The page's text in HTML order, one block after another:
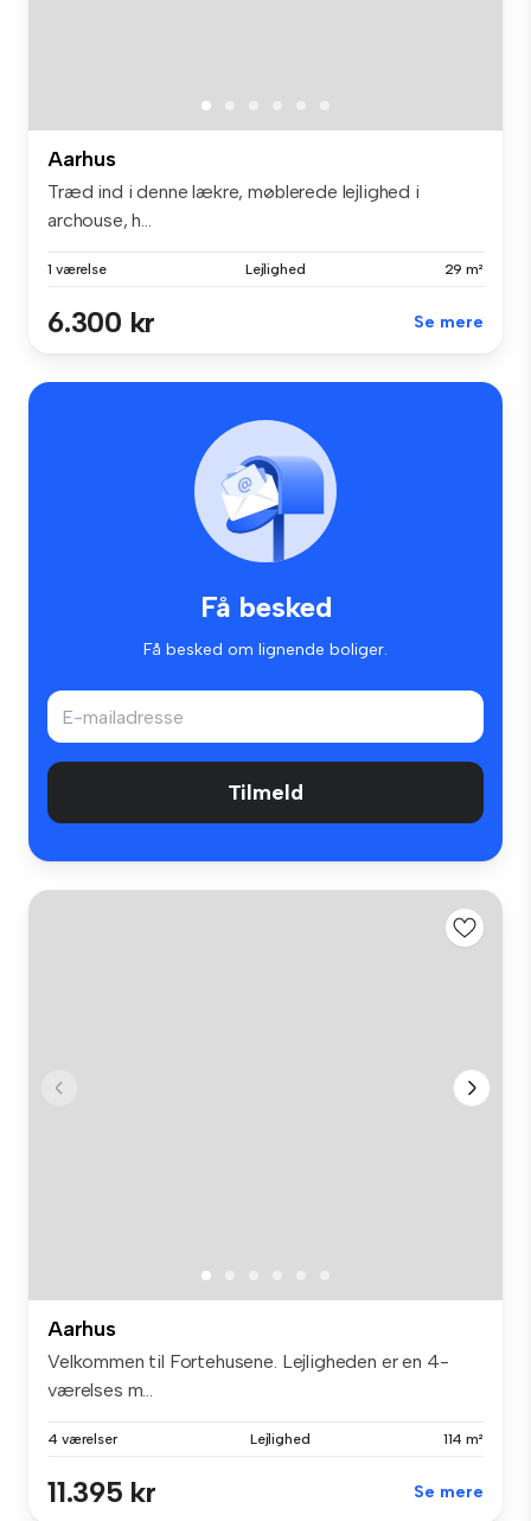
Aarhus
Træd ind i denne lækre, møblerede lejlighed i
archouse, h...
1 værelse Lejlighed 29 m²
6.300 kr Se mere
Få besked
Få besked om lignende boliger.
Tilmeld
Aarhus
Velkommen til Fortehusene. Lejligheden er en 4-
værelses m...
4 værelser Lejlighed 114 m²
11.395 kr Se mere